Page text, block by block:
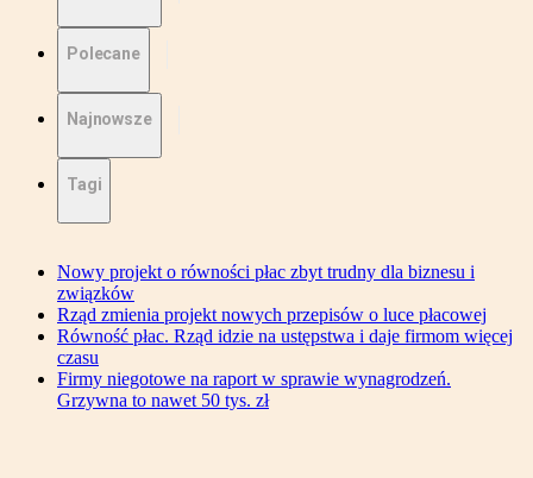
Polecane
Najnowsze
Tagi
Nowy projekt o równości płac zbyt trudny dla biznesu i
związków
Rząd zmienia projekt nowych przepisów o luce płacowej
Równość płac. Rząd idzie na ustępstwa i daje firmom więcej
czasu
Firmy niegotowe na raport w sprawie wynagrodzeń.
Grzywna to nawet 50 tys. zł